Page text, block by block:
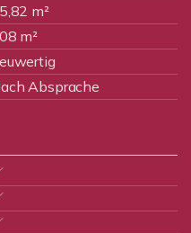
m²
m²
Absprache